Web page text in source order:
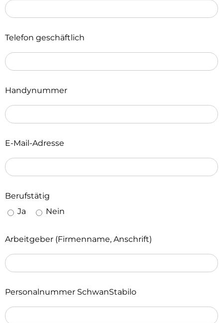
Telefon geschäftlich
Handynummer
E-Mail-Adresse
Berufstätig
Ja
Nein
Arbeitgeber (Firmenname, Anschrift)
Personalnummer SchwanStabilo